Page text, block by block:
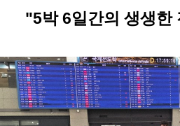
"5박 6일간의 생생한